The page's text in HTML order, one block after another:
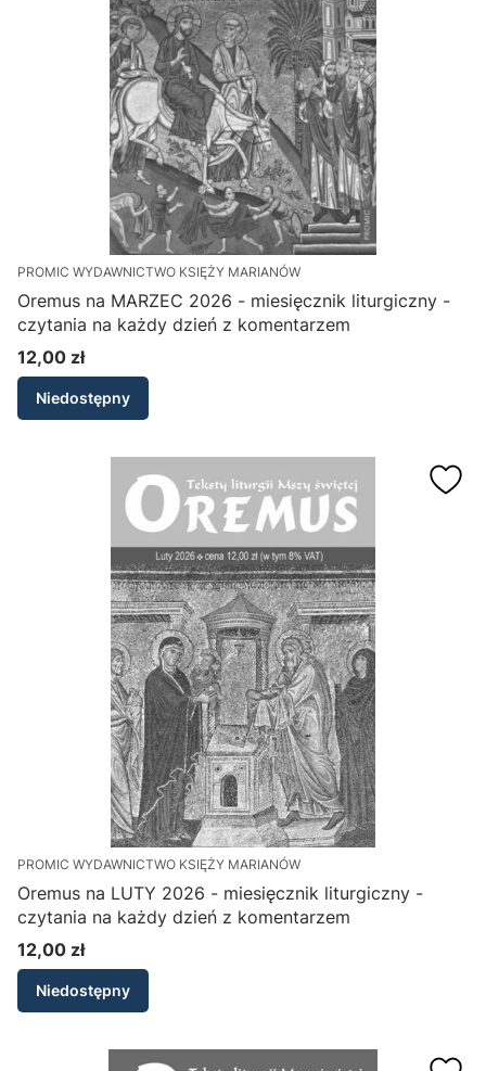
PROMIC WYDAWNICTWO KSIĘŻY MARIANÓW
Oremus na MARZEC 2026 - miesięcznik liturgiczny -
czytania na każdy dzień z komentarzem
Cena
12,00 zł
Niedostępny
PROMIC WYDAWNICTWO KSIĘŻY MARIANÓW
Oremus na LUTY 2026 - miesięcznik liturgiczny -
czytania na każdy dzień z komentarzem
Cena
12,00 zł
Niedostępny